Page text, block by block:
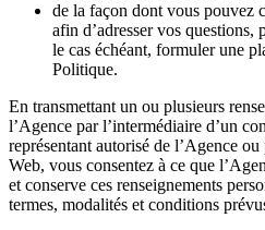
de la façon dont vous pouvez
afin d’adresser vos questions,
le cas échéant, formuler une
Politique.
En transmettant un ou plusieurs
l’Agence par l’intermédiaire d’un
représentant autorisé de l’Agence
Web, vous consentez à ce que
et conserve ces renseignements
termes, modalités et conditions